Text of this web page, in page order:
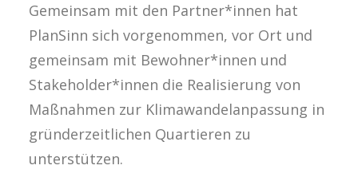
Gemeinsam mit den Partner*innen hat
PlanSinn sich vorgenommen, vor Ort und
gemeinsam mit Bewohner*innen und
Stakeholder*innen die Realisierung von
Maßnahmen zur Klimawandelanpassung in
gründerzeitlichen Quartieren zu
unterstützen.